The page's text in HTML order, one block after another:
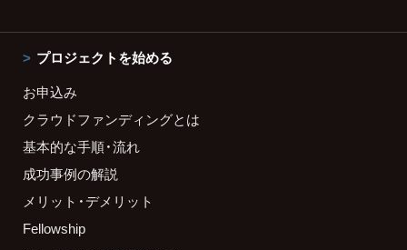
プロジェクトを始める
お申込み
クラウドファンディングとは
基本的な手順・流れ
成功事例の解説
メリット・デメリット
Fellowship